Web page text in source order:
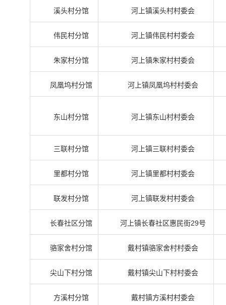
溪头村分馆 河上镇溪头村村委会
伟民村分馆 河上镇伟民村村委会
朱家村分馆 河上镇朱家村村委会
凤凰坞村分馆 河上镇凤凰坞村村委会
东山村分馆 河上镇东山村村委会
三联村分馆 河上镇三联村村委会
里都村分馆 河上镇里都村村委会
联发村分馆 河上镇联发村村委会
长春社区分馆 河上镇长春社区惠民街29号
骆家舍村分馆 戴村镇骆家舍村村委会
尖山下村分馆 戴村镇尖山下村村委会
方溪村分馆 戴村镇方溪村村委会